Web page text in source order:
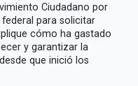
Ciudadano por
para solicitar
cómo ha gastado
y garantizar la
que inició los